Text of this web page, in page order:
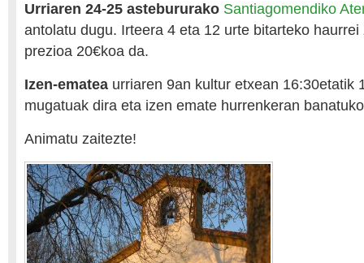
Urriaren 24-25 astebururako Santiagomendiko
antolatu dugu. Irteera 4 eta 12 urte bitarteko
prezioa 20€koa da.
Izen-ematea urriaren 9an kultur etxean 16:30etatik
mugatuak dira eta izen emate hurrenkeran
Animatu zaitezte!